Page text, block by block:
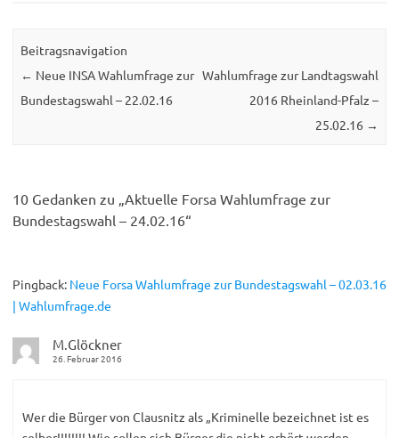
Beitragsnavigation
← Neue INSA Wahlumfrage zur
Bundestagswahl – 22.02.16
Wahlumfrage zur Landtagswahl
2016 Rheinland-Pfalz –
25.02.16 →
10 Gedanken zu „Aktuelle Forsa Wahlumfrage zur
Bundestagswahl – 24.02.16“
Pingback: Neue Forsa Wahlumfrage zur Bundestagswahl – 02.03.16
| Wahlumfrage.de
M.Glöckner
26. Februar 2016
Wer die Bürger von Clausnitz als „Kriminelle bezeichnet ist es